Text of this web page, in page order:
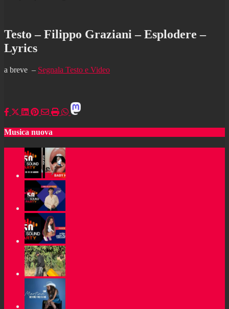
Testo – Filippo Graziani – Esplodere –
Lyrics
a breve – Segnala Testo e Video
Musica nuova